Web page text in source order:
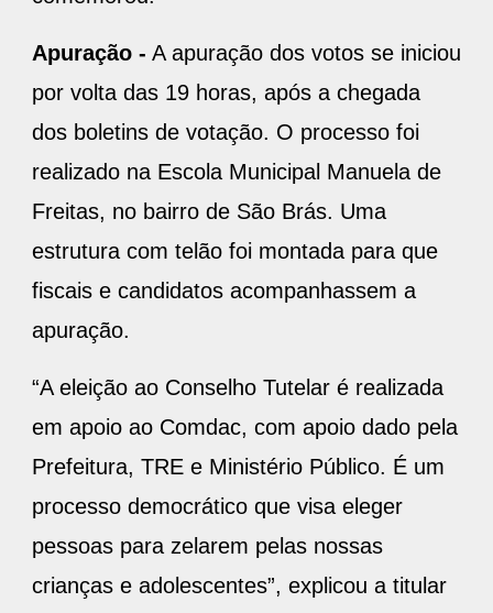
por volta das 19 horas, após a chegada
dos boletins de votação. O processo foi
realizado na Escola Municipal Manuela de
Freitas, no bairro de São Brás. Uma
estrutura com telão foi montada para que
fiscais e candidatos acompanhassem a
apuração.
em apoio ao Comdac, com apoio dado pela
Prefeitura, TRE e Ministério Público. É um
processo democrático que visa eleger
pessoas para zelarem pelas nossas
crianças e adolescentes”, explicou a titular
da Secretaria Municipal de Coordenação